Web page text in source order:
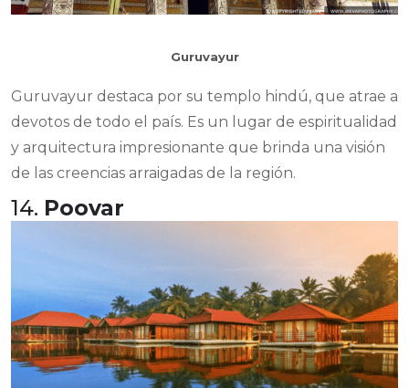
Guruvayur
Guruvayur destaca por su templo hindú, que atrae a
devotos de todo el país. Es un lugar de espiritualidad
y arquitectura impresionante que brinda una visión
de las creencias arraigadas de la región.
14. Poovar